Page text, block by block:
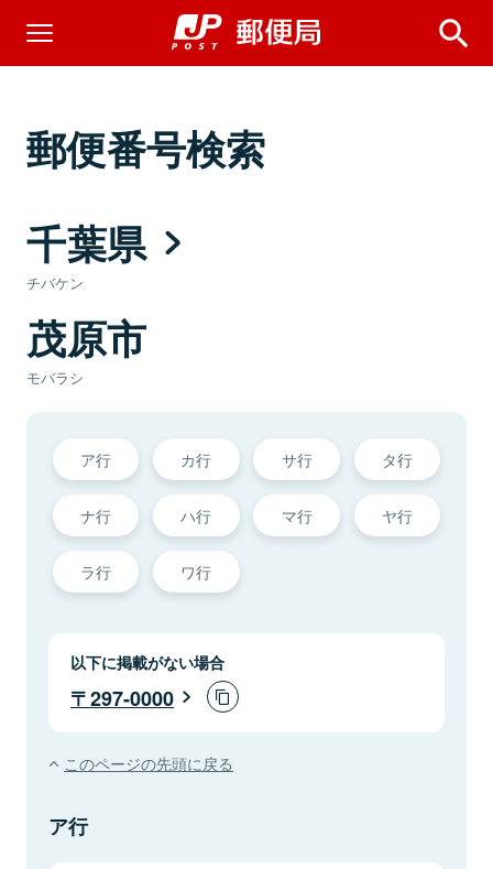
郵便番号検索
千葉県
チバケン
茂原市
モバラシ
ア行 カ行 サ行 タ行
ナ行 ハ行 マ行 ヤ行
ラ行 ワ行
以下に掲載がない場合
297-0000
このページの先頭に戻る
ア行